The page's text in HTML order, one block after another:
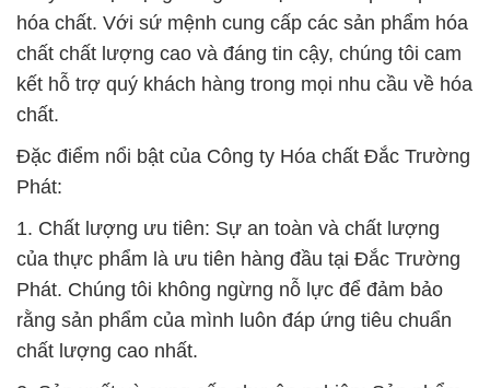
Đặc điểm nổi bật của Công ty Hóa chất Đắc Trường
Phát:
1. Chất lượng ưu tiên: Sự an toàn và chất lượng
của thực phẩm là ưu tiên hàng đầu tại Đắc Trường
Phát. Chúng tôi không ngừng nỗ lực để đảm bảo
rằng sản phẩm của mình luôn đáp ứng tiêu chuẩn
chất lượng cao nhất.
2. Sản xuất và cung cấp chuyên nghiệp: Sản phẩm
của chúng tôi được sản xuất và cung cấp với sự tỉ
mỉ và trách nhiệm. Chúng tôi cam kết đảm bảo chất
lượng sản phẩm mà chúng tôi cung cấp.